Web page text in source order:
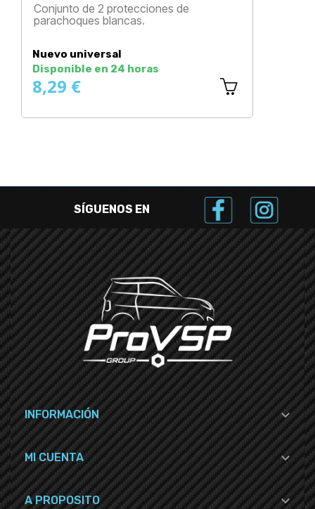
Conjunto de 2 protecciones de
parachoques blancas.
Nuevo universal
Disponible en 24 horas
8,29 €
SÍGUENOS EN
INFORMACIÓN 
MI CUENTA 
A PROPOSITO 